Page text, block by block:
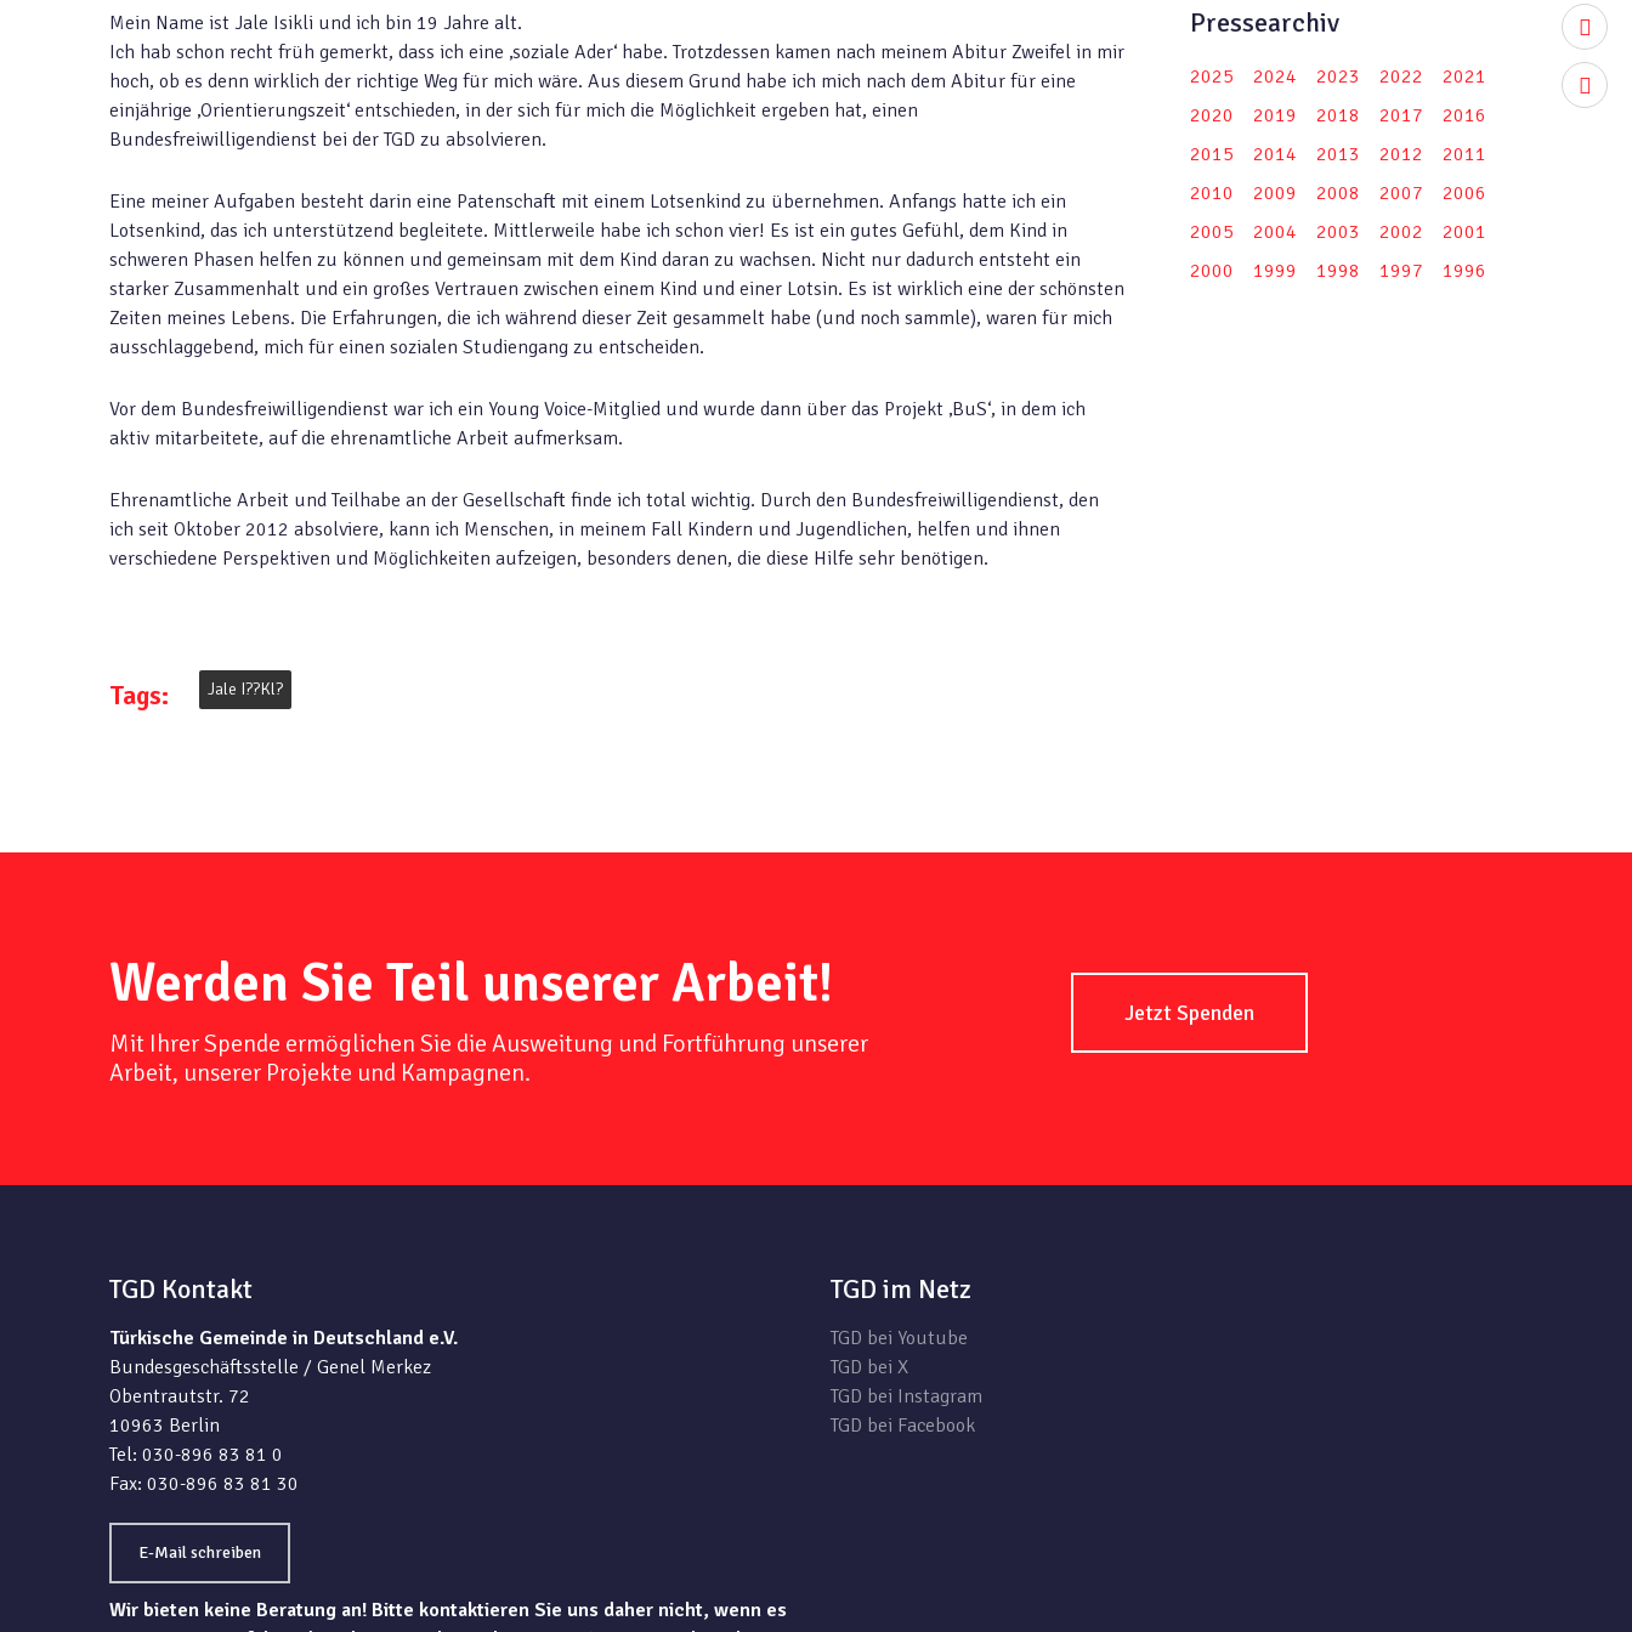
Mein Name ist Jale Isikli und ich bin 19 Jahre alt.
Ich hab schon recht früh gemerkt, dass ich eine ‚soziale Ader‘ habe. Trotzdessen kamen nach meinem Abitur Zweifel in mir
hoch, ob es denn wirklich der richtige Weg für mich wäre. Aus diesem Grund habe ich mich nach dem Abitur für eine
einjährige ‚Orientierungszeit‘ entschieden, in der sich für mich die Möglichkeit ergeben hat, einen
Bundesfreiwilligendienst bei der TGD zu absolvieren.
Eine meiner Aufgaben besteht darin eine Patenschaft mit einem Lotsenkind zu übernehmen. Anfangs hatte ich ein
Lotsenkind, das ich unterstützend begleitete. Mittlerweile habe ich schon vier! Es ist ein gutes Gefühl, dem Kind in
schweren Phasen helfen zu können und gemeinsam mit dem Kind daran zu wachsen. Nicht nur dadurch entsteht ein
starker Zusammenhalt und ein großes Vertrauen zwischen einem Kind und einer Lotsin. Es ist wirklich eine der schönsten
Zeiten meines Lebens. Die Erfahrungen, die ich während dieser Zeit gesammelt habe (und noch sammle), waren für mich
ausschlaggebend, mich für einen sozialen Studiengang zu entscheiden.
Vor dem Bundesfreiwilligendienst war ich ein Young Voice-Mitglied und wurde dann über das Projekt ‚BuS‘, in dem ich
aktiv mitarbeitete, auf die ehrenamtliche Arbeit aufmerksam.
Ehrenamtliche Arbeit und Teilhabe an der Gesellschaft finde ich total wichtig. Durch den Bundesfreiwilligendienst, den
ich seit Oktober 2012 absolviere, kann ich Menschen, in meinem Fall Kindern und Jugendlichen, helfen und ihnen
verschiedene Perspektiven und Möglichkeiten aufzeigen, besonders denen, die diese Hilfe sehr benötigen.
Tags: Jale I??kl?
Pressearchiv
2025 2024 2023 2022
2021
2020
2019 2018 2017
2016
2015
2014 2013 2012
2011
2010
2009 2008 2007
2006
2005
2004 2003 2002
2001
2000
1999 1998 1997 1996
Werden Sie Teil unserer Arbeit!
Mit Ihrer Spende ermöglichen Sie die Ausweitung und Fortführung unserer
Arbeit, unserer Projekte und Kampagnen.
Jetzt Spenden
TGD Kontakt
Türkische Gemeinde in Deutschland e.V.
Bundesgeschäftsstelle / Genel Merkez
Obentrautstr. 72
10963 Berlin
Tel: 030-896 83 81 0
Fax: 030-896 83 81 30
E-Mail schreiben
Wir bieten keine Beratung an! Bitte kontaktieren Sie uns daher nicht, wenn es
TGD im Netz
TGD bei Youtube
TGD bei X
TGD bei Instagram
TGD bei Facebook